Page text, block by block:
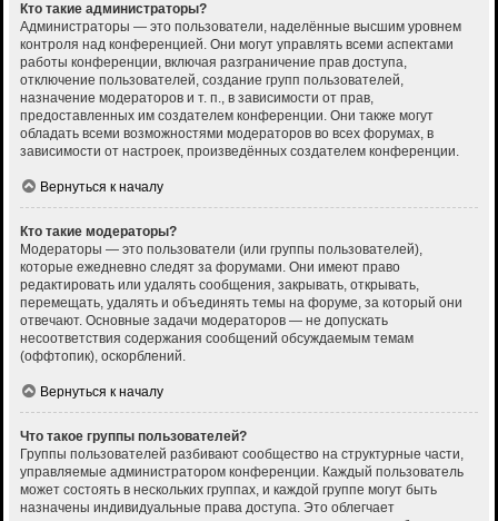
Кто такие администраторы?
Администраторы — это пользователи, наделённые высшим уровнем
контроля над конференцией. Они могут управлять всеми аспектами
работы конференции, включая разграничение прав доступа,
отключение пользователей, создание групп пользователей,
назначение модераторов и т. п., в зависимости от прав,
предоставленных им создателем конференции. Они также могут
обладать всеми возможностями модераторов во всех форумах, в
зависимости от настроек, произведённых создателем конференции.
Вернуться к началу
Кто такие модераторы?
Модераторы — это пользователи (или группы пользователей),
которые ежедневно следят за форумами. Они имеют право
редактировать или удалять сообщения, закрывать, открывать,
перемещать, удалять и объединять темы на форуме, за который они
отвечают. Основные задачи модераторов — не допускать
несоответствия содержания сообщений обсуждаемым темам
(оффтопик), оскорблений.
Вернуться к началу
Что такое группы пользователей?
Группы пользователей разбивают сообщество на структурные части,
управляемые администратором конференции. Каждый пользователь
может состоять в нескольких группах, и каждой группе могут быть
назначены индивидуальные права доступа. Это облегчает